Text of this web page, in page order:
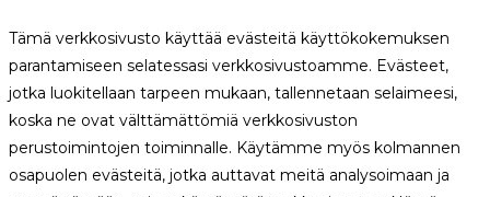
Tämä verkkosivusto käyttää evästeitä käyttökokemuksen
parantamiseen selatessasi verkkosivustoamme. Evästeet,
jotka luokitellaan tarpeen mukaan, tallennetaan selaimeesi,
koska ne ovat välttämättömiä verkkosivuston
perustoimintojen toiminnalle. Käytämme myös kolmannen
osapuolen evästeitä, jotka auttavat meitä analysoimaan ja